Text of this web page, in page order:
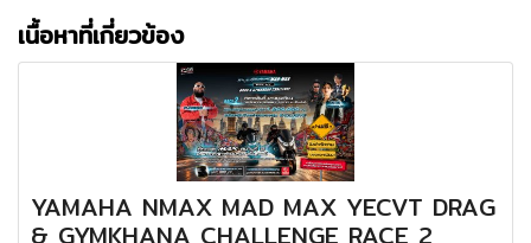
เนื้อหาที่เกี่ยวข้อง
YAMAHA NMAX MAD MAX YECVT DRAG
& GYMKHANA CHALLENGE RACE 2